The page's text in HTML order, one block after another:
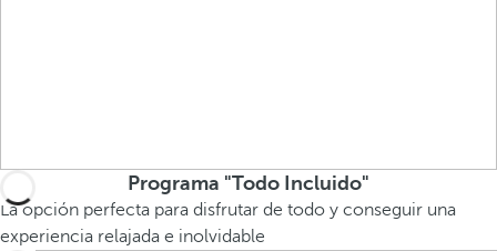
Programa "Todo Incluido"
La opción perfecta para disfrutar de todo y conseguir una
experiencia relajada e inolvidable